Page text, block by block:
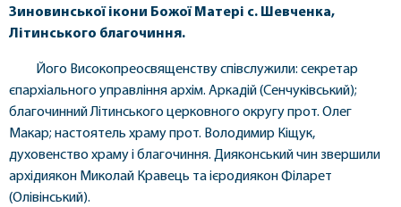
Зиновинської ікони Божої Матері с. Шевченка,
Літинського благочиння.
Його Високопреосвященству співслужили: секретар
єпархіального управління архім. Аркадій (Сенчуківський);
благочинний Літинського церковного округу прот. Олег
Макар; настоятель храму прот. Володимир Кіщук,
духовенство храму і благочиння. Дияконський чин звершили
архідиякон Миколай Кравець та ієродиякон Філарет
(Олівінський).